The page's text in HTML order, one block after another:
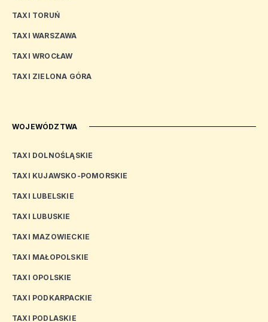
TAXI TORUŃ
TAXI WARSZAWA
TAXI WROCŁAW
TAXI ZIELONA GÓRA
WOJEWÓDZTWA
TAXI DOLNOŚLĄSKIE
TAXI KUJAWSKO-POMORSKIE
TAXI LUBELSKIE
TAXI LUBUSKIE
TAXI MAZOWIECKIE
TAXI MAŁOPOLSKIE
TAXI OPOLSKIE
TAXI PODKARPACKIE
TAXI PODLASKIE